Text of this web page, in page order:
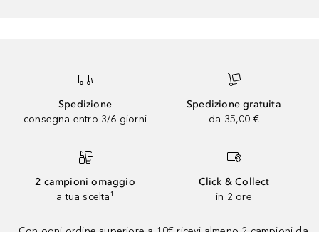
Spedizione
consegna entro 3/6 giorni
Spedizione gratuita
da 35,00 €
2 campioni omaggio
a tua scelta¹
Click & Collect
in 2 ore